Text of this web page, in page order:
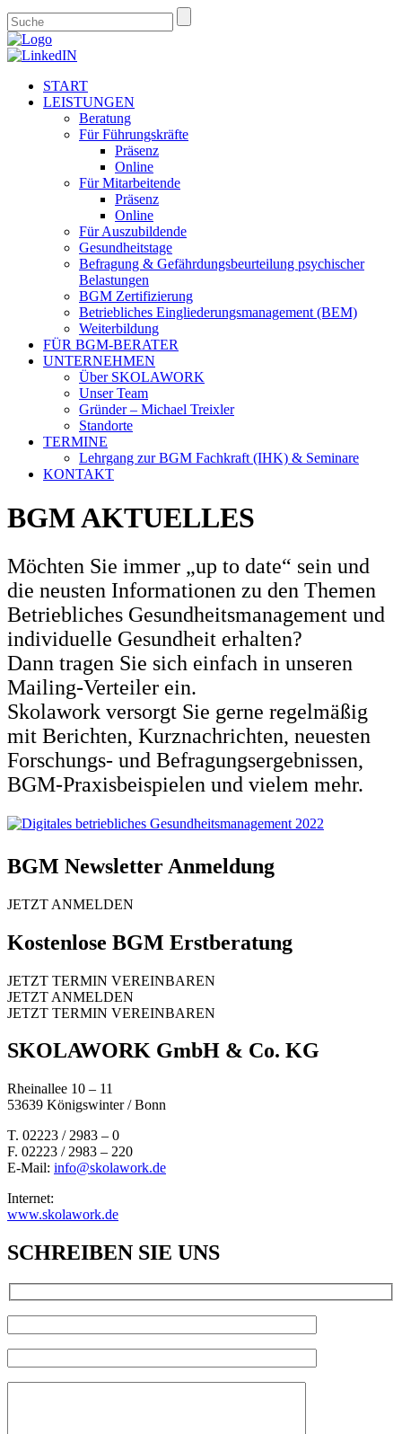
START
LEISTUNGEN
Beratung
Für Führungskräfte
Präsenz
Online
Für Mitarbeitende
Präsenz
Online
Für Auszubildende
Gesundheitstage
Befragung & Gefährdungsbeurteilung psychischer
Belastungen
BGM Zertifizierung
Betriebliches Eingliederungsmanagement (BEM)
Weiterbildung
FÜR BGM-BERATER
UNTERNEHMEN
Über SKOLAWORK
Unser Team
Gründer – Michael Treixler
Standorte
TERMINE
Lehrgang zur BGM Fachkraft (IHK) & Seminare
KONTAKT
BGM AKTUELLES
Möchten Sie immer „up to date“ sein und
die neusten Informationen zu den Themen
Betriebliches Gesundheitsmanagement und
individuelle Gesundheit erhalten?
Dann tragen Sie sich einfach in unseren
Mailing-Verteiler ein.
Skolawork versorgt Sie gerne regelmäßig
mit Berichten, Kurznachrichten, neuesten
Forschungs- und Befragungsergebnissen,
BGM-Praxisbeispielen und vielem mehr.
BGM Newsletter Anmeldung
JETZT ANMELDEN
Kostenlose BGM Erstberatung
JETZT TERMIN VEREINBAREN
JETZT ANMELDEN
JETZT TERMIN VEREINBAREN
SKOLAWORK GmbH & Co. KG
Rheinallee 10 – 11
53639 Königswinter / Bonn
T. 02223 / 2983 – 0
F. 02223 / 2983 – 220
E-Mail: info@skolawork.de
Internet:
www.skolawork.de
SCHREIBEN SIE UNS